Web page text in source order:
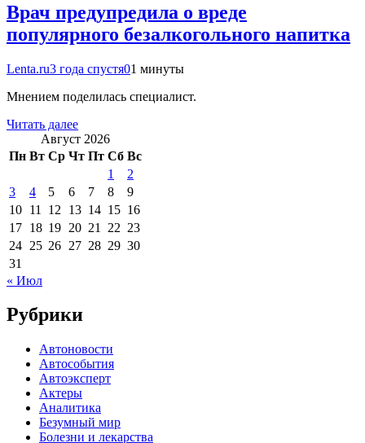
Врач предупредила о вреде
популярного безалкогольного напитка
Lenta.ru3 года спустя01 минуты
Мнением поделилась специалист.
Читать далее
Август 2026
Пн Вт Ср Чт Пт Сб Вс
1
2
3
4 5 6 7 8
9
10 11 12 13 14 15 16
17 18 19 20 21 22 23
24 25 26 27 28 29 30
31
« Июл
Рубрики
Автоновости
Автособытия
Автоэксперт
Актеры
Аналитика
Безумный мир
Болезни и лекарства